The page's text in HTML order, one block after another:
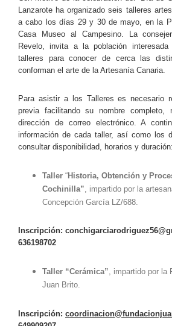
Lanzarote ha organizado seis talleres
a cabo los días 29 y 30 de mayo, en la
Casa Museo al Campesino.
La
Revelo, invita a la población
talleres para conocer de cerca las
conforman el arte de la Artesanía Canaria.
Para asistir a los Talleres es necesario
previa facilitando su nombre completo,
dirección de correo electrónico. A
información de cada taller, así como los
consultar disponibilidad, horarios y duración:
Taller“Historia, Obtención y
Cochinilla” , impartido por la
Concepción García LZ/688.
Inscripción:
636198702
Taller “Cerámica”, impartido por la
Juan Brito.
Inscripción: